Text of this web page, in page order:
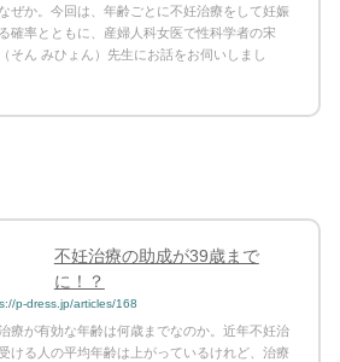
ぜか。今回は、年齢ごとに不妊治療をして妊娠
確率とともに、産婦人科女医で性科学者の宋
そん みひょん）先生にお話をお伺いしまし
不妊治療の助成が39歳まで
に！？
p-dress.jp/articles/168
療が有効な年齢は何歳までなのか。近年不妊治
ける人の平均年齢は上がっているけれど、治療